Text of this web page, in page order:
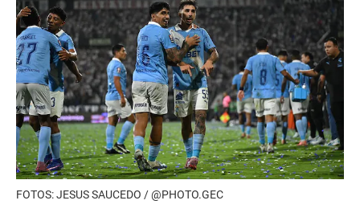
FOTOS: JESUS SAUCEDO / @PHOTO.GEC